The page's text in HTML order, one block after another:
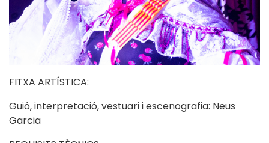
FITXA ARTÍSTICA:
Guió, interpretació, vestuari i escenografia: Neus
Garcia